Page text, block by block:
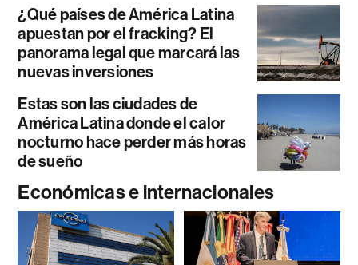
¿Qué países de América Latina
apuestan por el fracking? El
panorama legal que marcará las
nuevas inversiones
Estas son las ciudades de
América Latina donde el calor
nocturno hace perder más horas
de sueño
Económicas e internacionales